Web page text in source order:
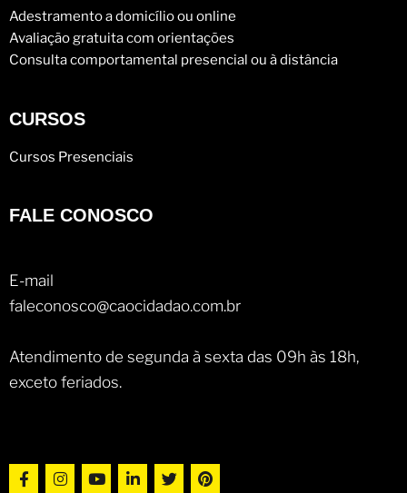
Adestramento a domicílio ou online
Avaliação gratuita com orientações
Consulta comportamental presencial ou à distância
CURSOS
Cursos Presenciais
FALE CONOSCO
E-mail
faleconosco@caocidadao.com.br
Atendimento de segunda à sexta das 09h às 18h,
exceto feriados.